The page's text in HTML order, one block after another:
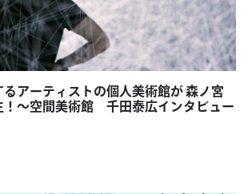
アーティストの個人美術館が 森ノ宮
！～空間美術館 千田泰広インタビュー